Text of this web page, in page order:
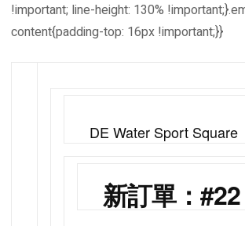
!important; line-height: 130%
content{padding-top: 16px !important;}}
DE Water Sport Square
新訂單：#22